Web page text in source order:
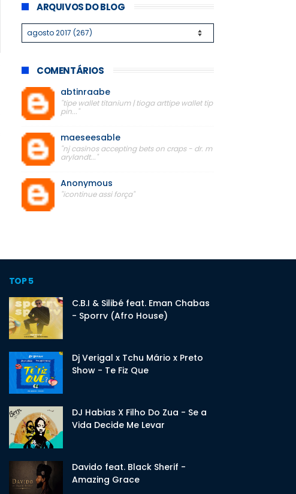
ARQUIVOS DO BLOG
COMENTÁRIOS
abtinraabe
"tipe wallet titanium | tioga arttipe wallet tip
pin..."
maeseesable
"nj casinos accepting bets on craps - dr. m
arylandt..."
Anonymous
"icontinue assi força"
TOP 5
C.B.I & Silibé feat. Eman Chabas
- Sporrv (Afro House)
Dj Verigal x Tchu Mário x Preto
Show - Te Fiz Que
DJ Habias X Filho Do Zua - Se a
Vida Decide Me Levar
Davido feat. Black Sherif -
Amazing Grace